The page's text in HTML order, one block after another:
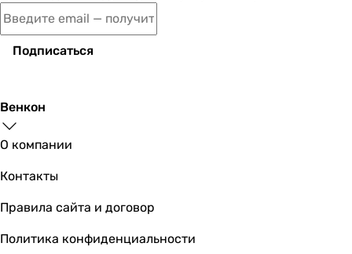
1 208
Подписаться
Венкон
О компании
Контакты
Правила сайта и договор
Политика конфиденциальности